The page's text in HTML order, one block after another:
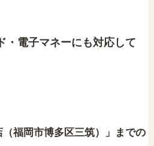
・電子マネーにも対応して
（福岡市博多区三筑）」までの